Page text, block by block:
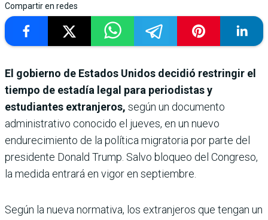
Compartir en redes
El gobierno de Estados Unidos decidió restringir el
tiempo de estadía legal para periodistas y
estudiantes extranjeros, según un documento
administrativo conocido el jueves, en un nuevo
endurecimiento de la política migratoria por parte del
presidente Donald Trump. Salvo bloqueo del Congreso,
la medida entrará en vigor en septiembre.
Según la nueva normativa, los extranjeros que tengan un